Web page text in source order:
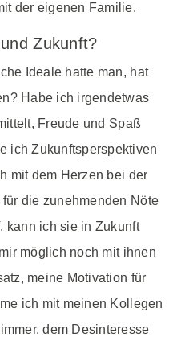
der eigenen Familie.
Zukunft?
Ideale hatte man, hat
Habe ich irgendetwas
Freude und Spaß
ich Zukunftsperspektiven
mit dem Herzen bei der
die zunehmenden Nöte
kann ich sie in Zukunft
möglich noch mit ihnen
meine Motivation für
ich mit meinen Kollegen
dem Desinteresse